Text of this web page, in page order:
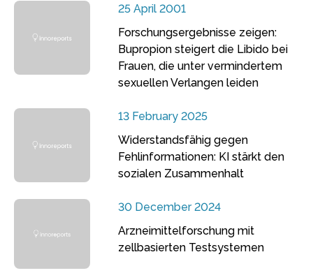
25 April 2001
Forschungsergebnisse zeigen:
Bupropion steigert die Libido bei
Frauen, die unter vermindertem
sexuellen Verlangen leiden
13 February 2025
Widerstandsfähig gegen
Fehlinformationen: KI stärkt den
sozialen Zusammenhalt
30 December 2024
Arzneimittelforschung mit
zellbasierten Testsystemen